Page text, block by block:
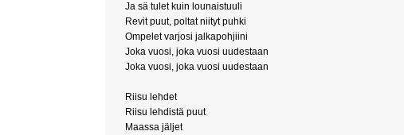
Ja sä tulet kuin lounaistuuli
Revit puut, poltat niityt puhki
Ompelet varjosi jalkapohjiini
Joka vuosi, joka vuosi uudestaan
Joka vuosi, joka vuosi uudestaan
Riisu lehdet
Riisu lehdistä puut
Maassa jäljet